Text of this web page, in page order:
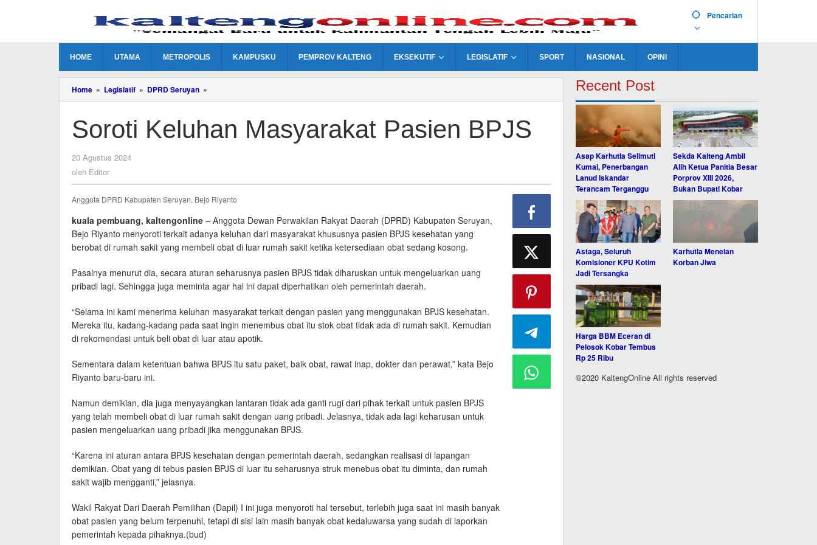
Pencarian
HOME UTAMA METROPOLIS KAMPUSKU PEMPROV KALTENG EKSEKUTIF LEGISLATIF SPORT NASIONAL OPINI
Home » Legislatif » DPRD Seruyan »
Keluhan
Pasien
BPJS
Soroti Keluhan Masyarakat Pasien BPJS
20 Agustus 2024
oleh Editor
Anggota DPRD Kabupaten Seruyan, Bejo Riyanto
kuala pembuang, kaltengonline – Anggota Dewan Perwakilan Rakyat Daerah (DPRD) Kabupaten Seruyan,
Bejo Riyanto menyoroti terkait adanya keluhan dari masyarakat khususnya pasien BPJS kesehatan yang
berobat di rumah sakit yang membeli obat di luar rumah sakit ketika ketersediaan obat sedang kosong.
Pasalnya menurut dia, secara aturan seharusnya pasien BPJS tidak diharuskan untuk mengeluarkan uang
pribadi lagi. Sehingga juga meminta agar hal ini dapat diperhatikan oleh pemerintah daerah.
“Selama ini kami menerima keluhan masyarakat terkait dengan pasien yang menggunakan BPJS kesehatan.
Mereka itu, kadang-kadang pada saat ingin menembus obat itu stok obat tidak ada di rumah sakit. Kemudian
di rekomendasi untuk beli obat di luar atau apotik.
Sementara dalam ketentuan bahwa BPJS itu satu paket, baik obat, rawat inap, dokter dan perawat,” kata Bejo
Riyanto baru-baru ini.
Namun demikian, dia juga menyayangkan lantaran tidak ada ganti rugi dari pihak terkait untuk pasien BPJS
yang telah membeli obat di luar rumah sakit dengan uang pribadi. Jelasnya, tidak ada lagi keharusan untuk
pasien mengeluarkan uang pribadi jika menggunakan BPJS.
“Karena ini aturan antara BPJS kesehatan dengan pemerintah daerah, sedangkan realisasi di lapangan
demikian. Obat yang di tebus pasien BPJS di luar itu seharusnya struk menebus obat itu diminta, dan rumah
sakit wajib mengganti,” jelasnya.
Wakil Rakyat Dari Daerah Pemilihan (Dapil) I ini juga menyoroti hal tersebut, terlebih juga saat ini masih banyak
obat pasien yang belum terpenuhi, tetapi di sisi lain masih banyak obat kedaluwarsa yang sudah di laporkan
pemerintah kepada pihaknya.(bud)
Recent Post
Asap Karhutla Selimuti
Kumai, Penerbangan
Lanud Iskandar
Terancam Terganggu
Sekda Kalteng Ambil
Alih Ketua Panitia Besar
Porprov XIII 2026,
Bukan Bupati Kobar
Astaga, Seluruh
Komisioner KPU Kotim
Jadi Tersangka
Karhutla Menelan
Korban Jiwa
Harga BBM Eceran di
Pelosok Kobar Tembus
Rp 25 Ribu
©2020 KaltengOnline All rights reserved